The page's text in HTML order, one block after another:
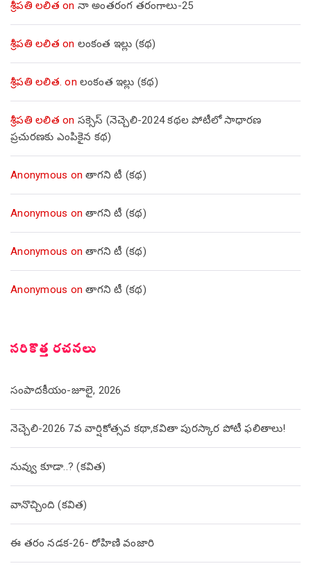
శ్రీపతి లలిత on నా అంతరంగ తరంగాలు-25
శ్రీపతి లలిత on లంకంత ఇల్లు (కథ)
శ్రీపతి లలిత. on లంకంత ఇల్లు (కథ)
శ్రీపతి లలిత on సక్సెస్ (నెచ్చెలి-2024 కథల పోటీలో సాధారణ
ప్రచురణకు ఎంపికైన కథ)
Anonymous onతాగని టీ (కథ)
Anonymous onతాగని టీ (కథ)
Anonymous onతాగని టీ (కథ)
Anonymous onతాగని టీ (కథ)
సరికొత్త రచనలు
సంపాదకీయం-జూలై, 2026
నెచ్చెలి-2026 7వ వార్షికోత్సవ కథా,కవితా పురస్కార పోటీ ఫలితాలు!
నువ్వు కూడా..? (కవిత)
వానొచ్చింది (కవిత)
ఈ తరం నడక-26- రోహిణి వంజారి